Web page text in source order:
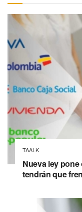
TAALK
Nueva ley
tendrán que